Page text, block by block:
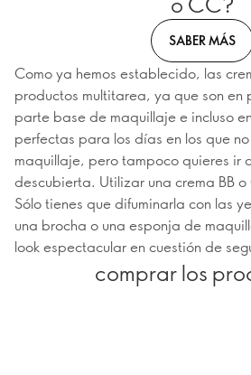
SABER MÁS
Como ya hemos establecido, las
productos multitarea, ya que son en
parte base de maquillaje e incluso
perfectas para los días en los que
maquillaje, pero tampoco quieres ir
descubierta. Utilizar una crema BB o
Sólo tienes que difuminarla con las
una brocha o una esponja de
look espectacular en cuestión de
comprar los